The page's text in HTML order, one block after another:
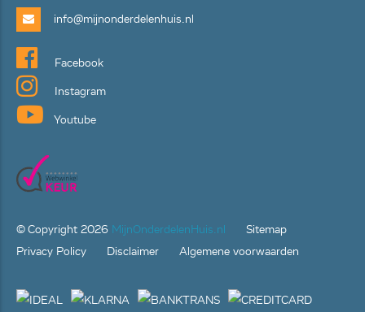
info@mijnonderdelenhuis.nl
Facebook
Instagram
Youtube
© Copyright 2026 MijnOnderdelenHuis.nl
Sitemap
Privacy Policy
Disclaimer Algemene voorwaarden